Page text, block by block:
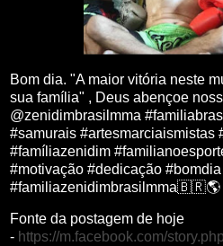
Bom dia. "A maior vitória neste
sua família" , Deus abençoe
@zenidimbrasilmma
#samurais #artesmarciaismistas
#famíliazenidim
#motivação #dedicação
#familiazenidimbrasilmma🇧🇷🌎
Fonte da postagem de hoje
- https://m.facebook.com/